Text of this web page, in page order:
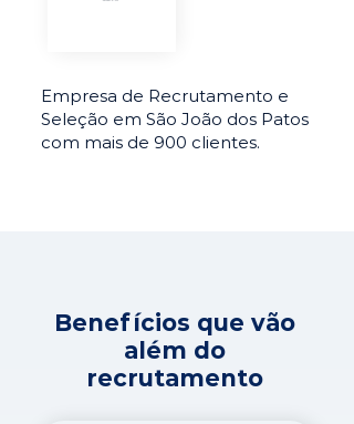
Empresa de Recrutamento e
Seleção em São João dos Patos
com mais de 900 clientes.
Benefícios que vão
além do
recrutamento